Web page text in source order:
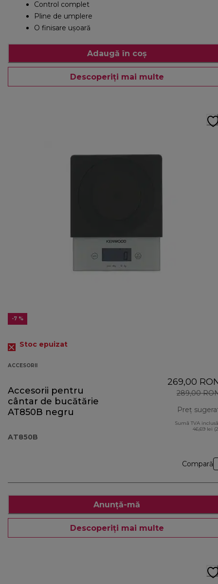
Control complet
Pline de umplere
O finisare ușoară
Adaugă în coș
Descoperiți mai multe
-7 %
Stoc epuizat
ACCESORII
Accesorii pentru
cântar de bucătărie
AT850B negru
AT850B
269,00
289,00
Preț
Sumă TVA
46,69 lei
Compară
Anunță-mă
Descoperiți mai multe